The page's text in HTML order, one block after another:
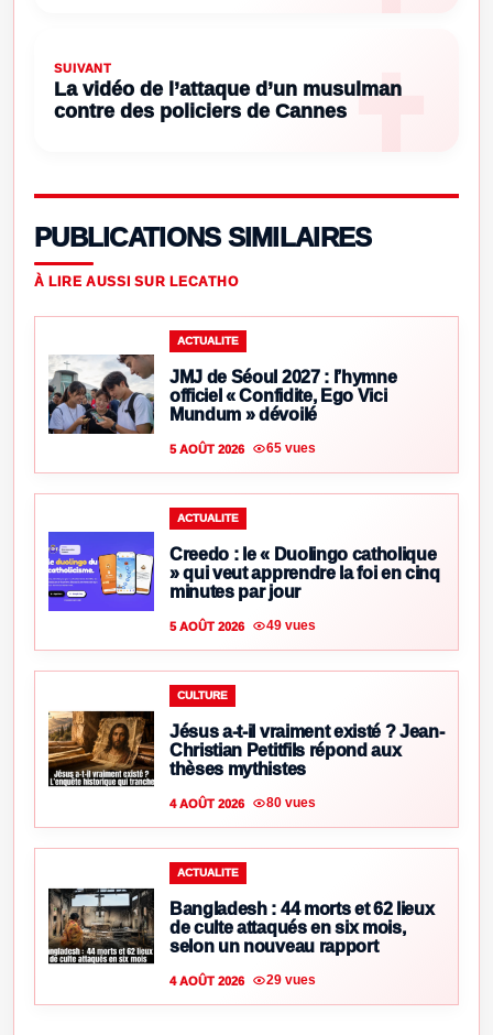
SUIVANT
La vidéo de l’attaque d’un musulman
contre des policiers de Cannes
PUBLICATIONS SIMILAIRES
À LIRE AUSSI SUR LECATHO
ACTUALITE
JMJ de Séoul 2027 : l’hymne
officiel « Confidite, Ego Vici
Mundum » dévoilé
5 AOÛT 2026 65 vues
ACTUALITE
Creedo : le « Duolingo catholique
» qui veut apprendre la foi en cinq
minutes par jour
5 AOÛT 2026 49 vues
CULTURE
Jésus a-t-il vraiment existé ? Jean-
Christian Petitfils répond aux
thèses mythistes
4 AOÛT 2026 80 vues
ACTUALITE
Bangladesh : 44 morts et 62 lieux
de culte attaqués en six mois,
selon un nouveau rapport
4 AOÛT 2026 29 vues